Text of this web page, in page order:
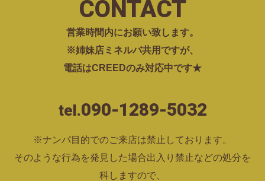
CONTACT
営業時間内にお願い致します。
※姉妹店ミネルバ共用ですが、
電話はCREEDのみ対応中です★
tel.090-1289-5032
※ナンパ目的でのご来店は禁止しております。
そのような行為を発見した場合出入り禁止などの処分を
科しますので、